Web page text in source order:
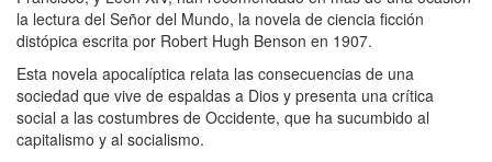
la lectura del Señor del Mundo, la novela de ciencia ficción
distópica escrita por Robert Hugh Benson en 1907.
Esta novela apocalíptica relata las consecuencias de una
sociedad que vive de espaldas a Dios y presenta una crítica
social a las costumbres de Occidente, que ha sucumbido al
capitalismo y al socialismo.